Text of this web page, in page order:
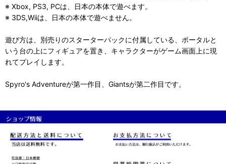
※ Xbox, PS3, PCは、日本の本体で遊べます。
※ 3DS,Wiiは、日本の本体で遊べません。
遊び方は、別売りのスターターパックに付属している、ポータルと
いう台の上にフィギュアを置き、キャラクターがゲーム画面上に現
れてプレイします。
Spyro's Adventureが第一作目、Giantsが第二作目です。